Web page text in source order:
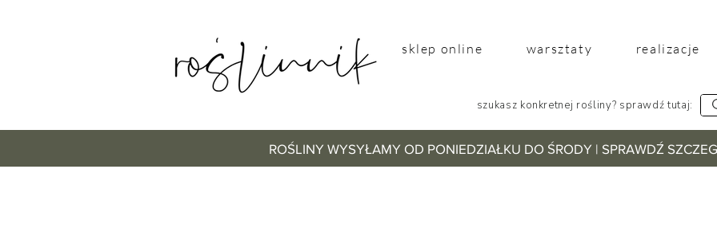
sklep online warsztaty realizacje
szukasz konkretnej rośliny? sprawdź tutaj:
ROŚLINY WYSYŁAMY OD PONIEDZIAŁKU DO ŚRODY | SPRAWDŹ